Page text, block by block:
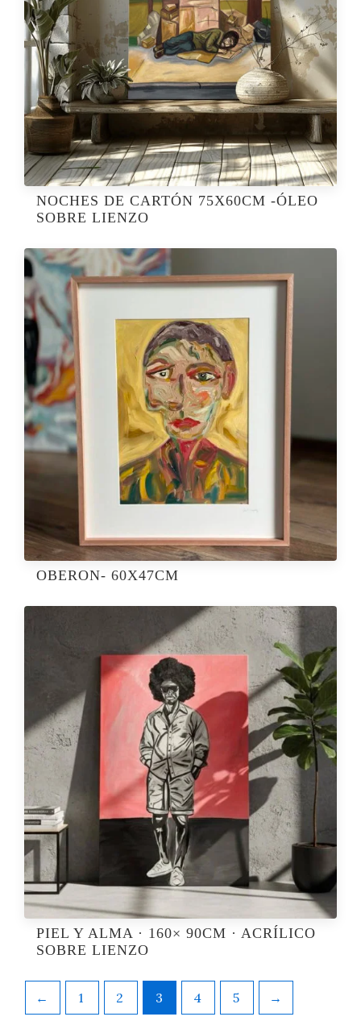
NOCHES DE CARTÓN 75X60CM -ÓLEO
SOBRE LIENZO
OBERON- 60X47CM
PIEL Y ALMA · 160× 90CM · ACRÍLICO
SOBRE LIENZO
← 1 2 3 4 5 →